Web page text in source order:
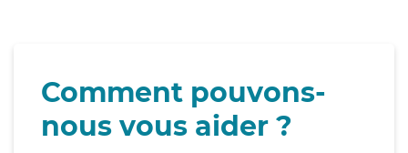
Comment pouvons-
nous vous aider ?